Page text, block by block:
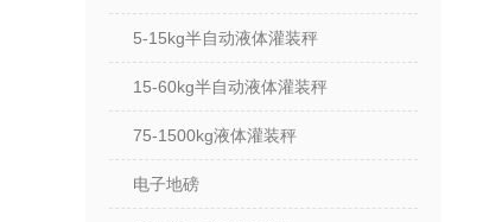
5-15kg半自动液体灌装秤
15-60kg半自动液体灌装秤
75-1500kg液体灌装秤
电子地磅